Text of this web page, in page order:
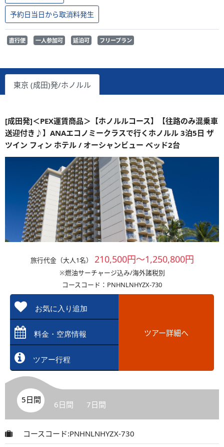
予約日当日から取消料発生
直行便 一人参加可 延泊可 フリープラン
東京 (成田)発/ホノルル
[成田発]＜PEX運賃商品＞【ホノルルコース】【往路のみ混乗車
送迎付き♪】ANAエコノミークラスで行くホノルル 3泊5日 ザ
ツイン フィン ホテル / オーシャンビュー ベッド2台
旅行代金（大人1名） 210,500円～1,250,800円
※燃油サーチャージ込み/海外諸税別
コースコード：PNHNLNHYZX-730
お気に入り追加
料金・空席情報
ツアー行程
ツアー詳細へ
5日間 6日間 7日間
コースコード:PNHNLNHYZX-730